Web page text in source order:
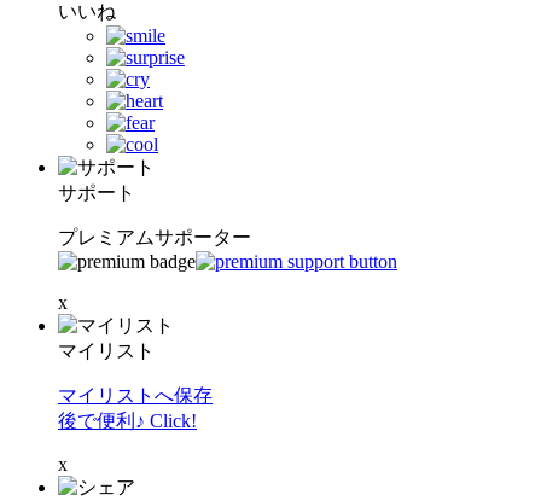
いいね
サポート
プレミアムサポーター
x
マイリスト
マイリストへ保存
後で便利♪ Click!
x